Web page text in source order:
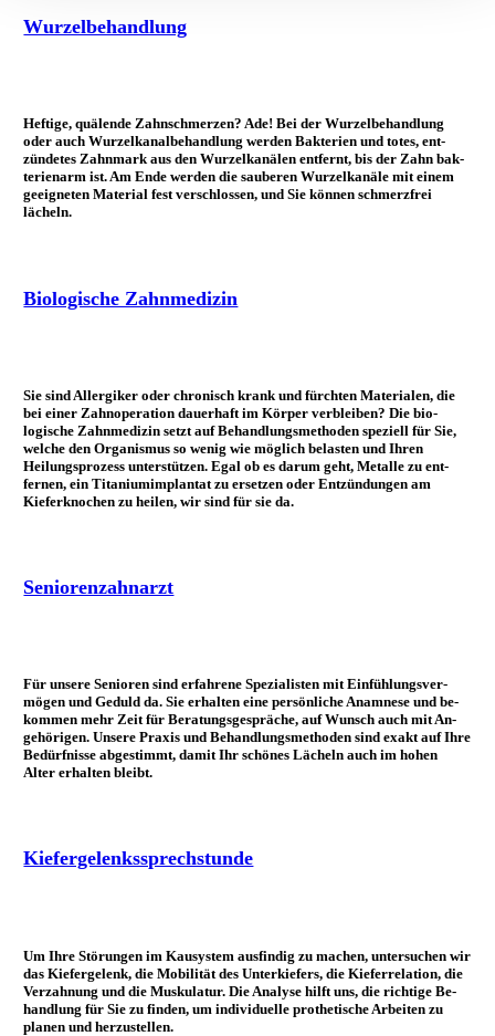
Wurzelbehandlung
Heftige, quälende Zahn­schmerzen? Ade! Bei der Wurzel­be­handlung
oder auch Wurzel­kanal­be­hand­lung werden Bak­terien und totes, ent­
zündetes Zahn­mark aus den Wurzel­kanälen ent­fernt, bis der Zahn bak­
terien­arm ist. Am Ende werden die sauberen Wurzel­kanäle mit einem
ge­eigneten Ma­terial fest ver­schlossen, und Sie können schmerz­frei
lächeln.
Biologische Zahnmedizin
Sie sind Allergiker oder chro­nisch krank und fürchten Ma­terialen, die
bei einer Zahn­operation dauer­haft im Körper ver­bleiben? Die bio­
logische Zahn­me­dizin setzt auf Be­hand­lungs­methoden speziell für Sie,
welche den Or­ganismus so wenig wie mö­glich be­lasten und Ihren
Heilungs­prozess unter­stützen. Egal ob es darum geht, Me­talle zu ent­
fernen, ein Titanium­implantat zu er­setzen oder Ent­zün­dungen am
Kiefer­knochen zu heilen, wir sind für sie da.
Seniorenzahnarzt
Für unsere Senioren sind er­fahrene Spe­zialisten mit Ein­fühlungs­ver­
mögen und Geduld da. Sie er­halten eine per­sönliche Anamnese und be­
kommen mehr Zeit für Be­ratungs­ge­spräche, auf Wunsch auch mit An­
gehörigen. Unsere Praxis und Be­hand­lungs­methoden sind exakt auf Ihre
Be­dürf­nisse ab­gestimmt, damit Ihr schönes Lächeln auch im hohen
Alter er­halten bleibt.
Kiefergelenks­sprechstunde
Um Ihre Störungen im Kau­system aus­findig zu machen, unter­suchen wir
das Kiefer­gelenk, die Mo­bilität des Unter­kiefers, die Kiefer­relation, die
Ver­zahnung und die Mus­kulatur. Die Analyse hilft uns, die richtige Be­
hand­lung für Sie zu finden, um indi­viduelle pro­thetische Arbeiten zu
planen und herzustellen.